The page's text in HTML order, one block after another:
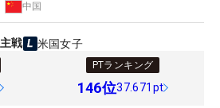
中国
主戦 米国女子
PTランキング
146位37.671pt